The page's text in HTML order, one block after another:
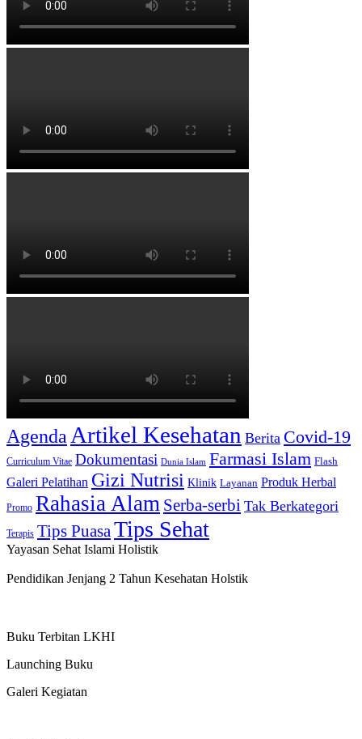
Agenda Artikel Kesehatan Berita Covid-19
Curriculum Vitae Dokumentasi Dunia Islam Farmasi Islam Flash
Galeri Pelatihan Gizi Nutrisi Klinik Layanan Produk Herbal
Promo Rahasia Alam Serba-serbi Tak Berkategori
Terapis Tips PuasaTips Sehat
Yayasan Sehat Islami Holistik
Pendidikan Jenjang 2 Tahun Kesehatan Holstik
Buku Terbitan LKHI
Launching Buku
Galeri Kegiatan